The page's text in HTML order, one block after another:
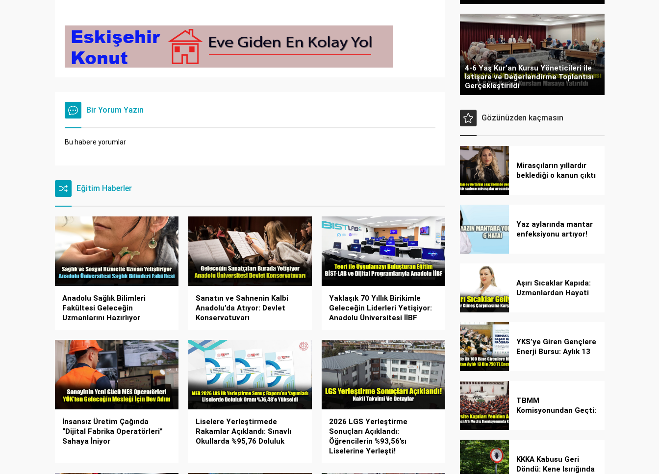
Bir Yorum Yazın
Bu habere yorumlar
Eğitim Haberler
Anadolu Sağlık Bilimleri
Fakültesi Geleceğin
Uzmanlarını Hazırlıyor
Sanatın ve Sahnenin Kalbi
Anadolu’da Atıyor: Devlet
Konservatuvarı
Yaklaşık 70 Yıllık Birikimle
Geleceğin Liderleri Yetişiyor:
Anadolu Üniversitesi İİBF
İnsansız Üretim Çağında
“Dijital Fabrika Operatörleri”
Sahaya İniyor
Liselere Yerleştirmede
Rakamlar Açıklandı: Sınavlı
Okullarda %95,76 Doluluk
2026 LGS Yerleştirme
Sonuçları Açıklandı:
Öğrencilerin %93,56’sı
Liselerine Yerleşti!
4-6 Yaş Kur’an Kursu Yöneticileri ile
İstişare ve Değerlendirme Toplantısı
Gerçekleştirildi
Gözünüzden kaçmasın
Mirasçıların yıllardır
beklediği o kanun çıktı
Yaz aylarında mantar
enfeksiyonu artıyor!
Aşırı Sıcaklar Kapıda:
Uzmanlardan Hayati
YKS’ye Giren Gençlere
Enerji Bursu: Aylık 13
TBMM
Komisyonundan Geçti:
KKKA Kabusu Geri
Döndü: Kene Isırığında